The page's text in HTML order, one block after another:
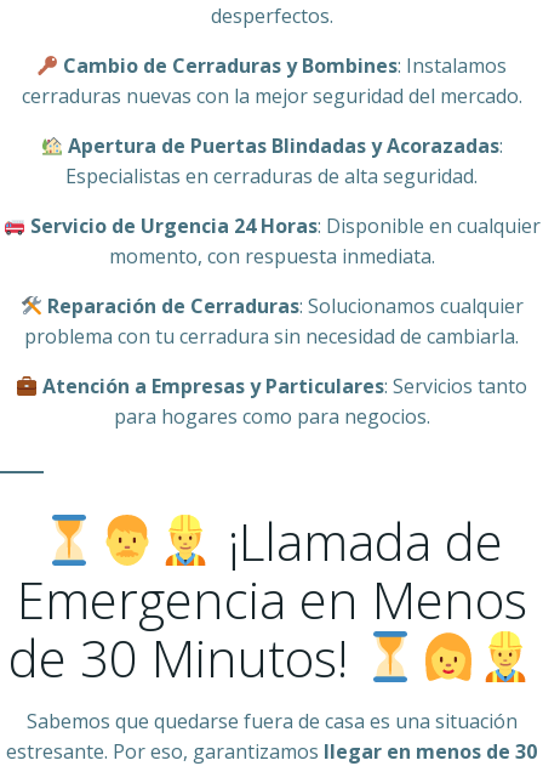
desperfectos.
Cambio de Cerraduras y Bombines: Instalamos
cerraduras nuevas con la mejor seguridad del mercado.
Apertura de Puertas Blindadas y Acorazadas:
Especialistas en cerraduras de alta seguridad.
Servicio de Urgencia 24 Horas: Disponible en cualquier
momento, con respuesta inmediata.
Reparación de Cerraduras: Solucionamos cualquier
problema con tu cerradura sin necesidad de cambiarla.
Atención a Empresas y Particulares: Servicios tanto
para hogares como para negocios.
¡Llamada de
Emergencia en Menos
de 30 Minutos!
Sabemos que quedarse fuera de casa es una situación
estresante. Por eso, garantizamos llegar en menos de 30